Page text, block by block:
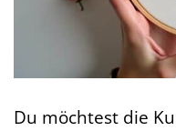
Du möchtest die